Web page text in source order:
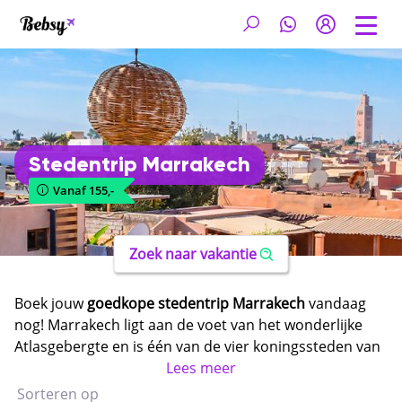
Stedentrip Marrakech
Vanaf 155,-
Zoek naar vakantie
Boek jouwgoedkope stedentrip Marrakechvandaag
nog! Marrakech ligt aan de voet van het wonderlijke
Atlasgebergte en is één van de vier koningssteden van
Marokko. Tijdens een citytrip Marrakech bewonder je
prachtige paleizen, indrukwekkende moskeeën en een
Lees meer
Sorteren op